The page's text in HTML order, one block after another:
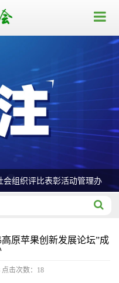
会组织评比表彰活动管理办
原苹果创新发展论坛”成
点击次数： 18